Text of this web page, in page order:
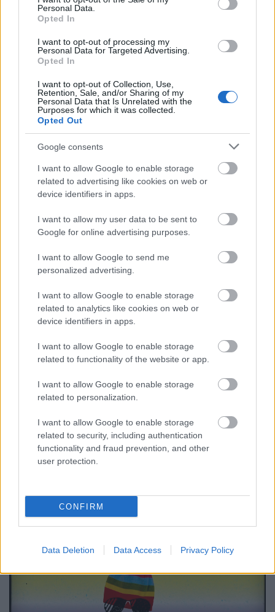
Personal Data.
Opted In
I want to opt-out of processing my
Personal Data for Targeted Advertising.
Opted In
I want to opt-out of Collection, Use,
Retention, Sale, and/or Sharing of my
Personal Data that Is Unrelated with the
Purposes for which it was collected.
Opted Out
Google consents
I want to allow Google to enable storage
related to advertising like cookies on web or
device identifiers in apps.
I want to allow my user data to be sent to
Google for online advertising purposes.
I want to allow Google to send me
personalized advertising.
I want to allow Google to enable storage
related to analytics like cookies on web or
device identifiers in apps.
I want to allow Google to enable storage
related to functionality of the website or app.
I want to allow Google to enable storage
related to personalization.
I want to allow Google to enable storage
related to security, including authentication
functionality and fraud prevention, and other
user protection.
CONFIRM
Data Deletion Data Access Privacy Policy
Gyarmat - Új Belga-klip
•2013. szeptember 24.
Októberben jelenik meg aBelgaSanyi
Gyarmatcímű filmhez forgatott klipet Miki357. "A
történet ...
klipmegosztás
Sajó Dávid•2013. május 19.